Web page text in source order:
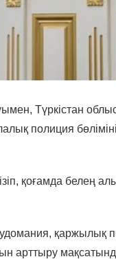
Түркістан
полиция
қоғамда белең
қаржылық
арттыру